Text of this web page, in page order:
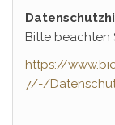
Bitte beachten
https://
7/-/